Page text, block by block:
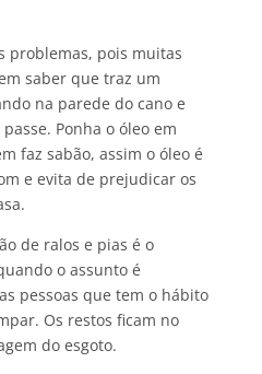
problemas, pois muitas
saber que traz um
na parede do cano e
Ponha o óleo em
faz sabão, assim o óleo é
e evita de prejudicar os
de ralos e pias é o
o assunto é
pessoas que tem o hábito
Os restos ficam no
do esgoto.